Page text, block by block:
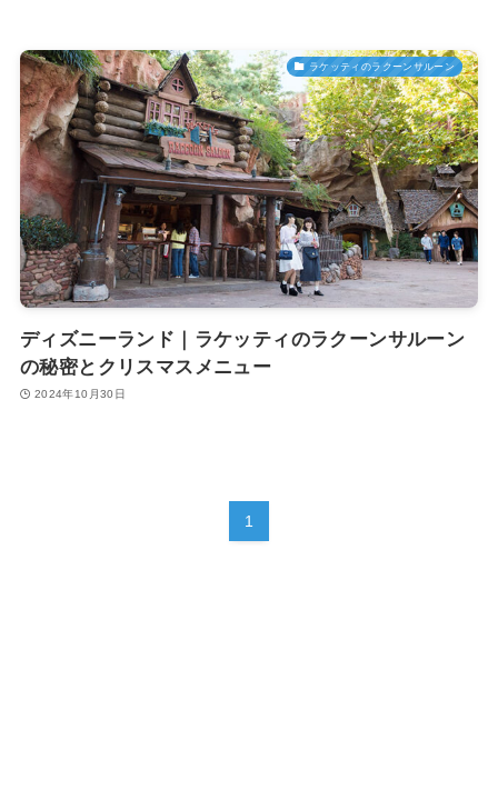
ラケッティのラクーンサルーン
ディズニーランド｜ラケッティのラクーンサルーン
の秘密とクリスマスメニュー
2024年10月30日
1